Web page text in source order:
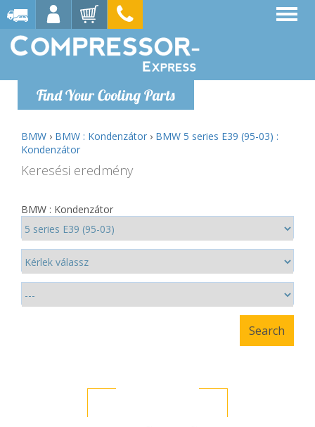
Find Your Cooling Parts
BMW › BMW : Kondenzátor › BMW 5 series E39 (95-03) :
Kondenzátor
Keresési eredmény
BMW : Kondenzátor